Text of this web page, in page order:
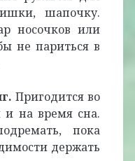
шапочку.
носочков или
не париться в
Пригодится во
и на время сна.
пока
держать